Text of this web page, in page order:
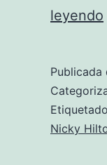
leyendo
Publicada
Nicky